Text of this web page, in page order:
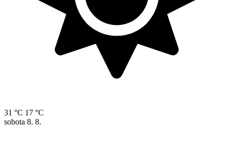
31 °C 17 °C
sobota 8. 8.